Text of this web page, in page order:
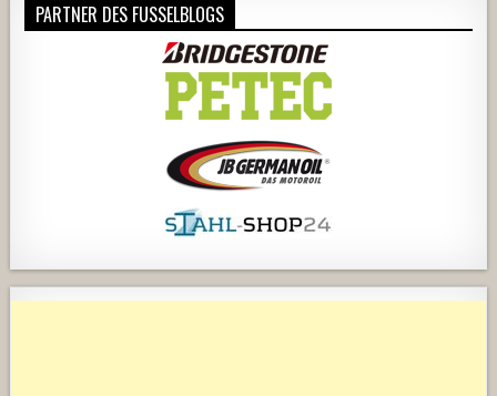
PARTNER DES FUSSELBLOGS